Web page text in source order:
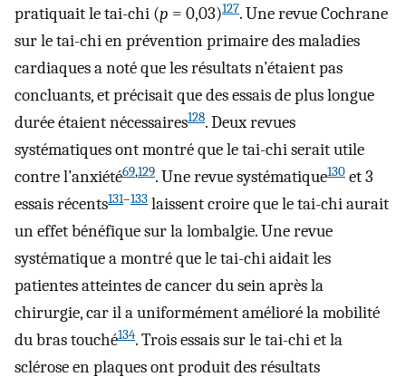
pratiquait le tai-chi (p = 0,03)127. Une revue Cochrane
sur le tai-chi en prévention primaire des maladies
cardiaques a noté que les résultats n’étaient pas
concluants, et précisait que des essais de plus longue
durée étaient nécessaires128. Deux revues
systématiques ont montré que le tai-chi serait utile
contre l’anxiété69,129. Une revue systématique130 et 3
essais récents131–133 laissent croire que le tai-chi aurait
un effet bénéfique sur la lombalgie. Une revue
systématique a montré que le tai-chi aidait les
patientes atteintes de cancer du sein après la
chirurgie, car il a uniformément amélioré la mobilité
du bras touché134. Trois essais sur le tai-chi et la
sclérose en plaques ont produit des résultats